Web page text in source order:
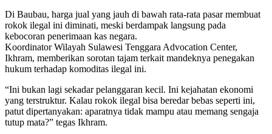
Di Baubau, harga jual yang jauh di bawah rata-rata pasar membuat
rokok ilegal ini diminati, meski berdampak langsung pada
kebocoran penerimaan kas negara.
​Koordinator Wilayah Sulawesi Tenggara Advocation Center,
Ikhram, memberikan sorotan tajam terkait mandeknya penegakan
hukum terhadap komoditas ilegal ini.
​“Ini bukan lagi sekadar pelanggaran kecil. Ini kejahatan ekonomi
yang terstruktur. Kalau rokok ilegal bisa beredar bebas seperti ini,
patut dipertanyakan: aparatnya tidak mampu atau memang sengaja
tutup mata?” tegas Ikhram.